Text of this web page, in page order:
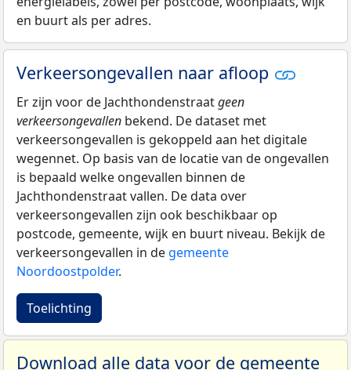
en buurt als per adres.
Verkeersongevallen naar afloop
Er zijn voor de Jachthondenstraatgeen
verkeersongevallen bekend. De dataset met
verkeersongevallen is gekoppeld aan het digitale
wegennet. Op basis van de locatie van de ongevallen
is bepaald welke ongevallen binnen de
Jachthondenstraat vallen. De data over
verkeersongevallen zijn ook beschikbaar op
postcode, gemeente, wijk en buurt niveau. Bekijk de
verkeersongevallen in de gemeente
Noordoostpolder.
Toelichting
Download alle data voor de gemeente